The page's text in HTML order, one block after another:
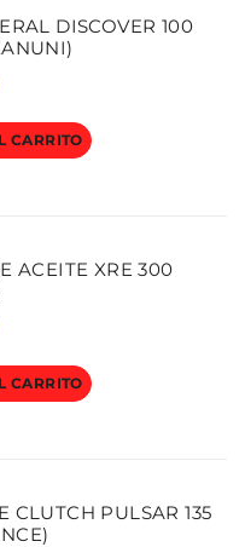
DISCOVER 100
CARRITO
ACEITE XRE 300
CARRITO
CLUTCH PULSAR 135